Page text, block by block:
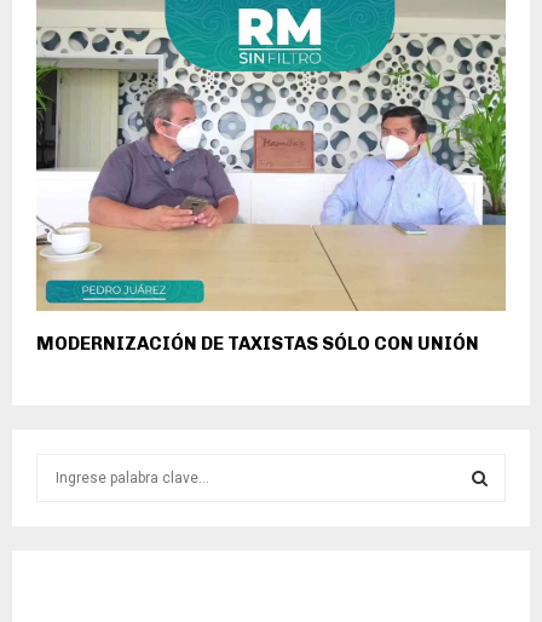
MODERNIZACIÓN DE TAXISTAS SÓLO CON UNIÓN